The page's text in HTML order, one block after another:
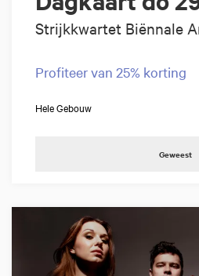
Strijkkwartet Biënnale
Profiteer van 25% korting
Hele Gebouw
Geweest